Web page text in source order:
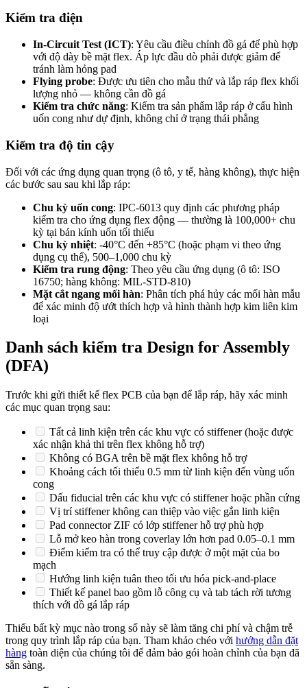
Kiểm tra điện
In-Circuit Test (ICT): Yêu cầu điều chỉnh đồ gá để phù hợp
với độ dày bề mặt flex. Áp lực đầu dò phải được giảm để
tránh làm hỏng pad
Flying probe: Được ưu tiên cho mẫu thử và lắp ráp flex khối
lượng nhỏ — không cần đồ gá
Kiểm tra chức năng: Kiểm tra sản phẩm lắp ráp ở cấu hình
uốn cong như dự định, không chỉ ở trạng thái phẳng
Kiểm tra độ tin cậy
Đối với các ứng dụng quan trọng (ô tô, y tế, hàng không), thực hiện
các bước sau sau khi lắp ráp:
Chu kỳ uốn cong: IPC-6013 quy định các phương pháp
kiểm tra cho ứng dụng flex động — thường là 100,000+ chu
kỳ tại bán kính uốn tối thiểu
Chu kỳ nhiệt: -40°C đến +85°C (hoặc phạm vi theo ứng
dụng cụ thể), 500–1,000 chu kỳ
Kiểm tra rung động: Theo yêu cầu ứng dụng (ô tô: ISO
16750; hàng không: MIL-STD-810)
Mặt cắt ngang mối hàn: Phân tích phá hủy các mối hàn mẫu
để xác minh độ ướt thích hợp và hình thành hợp kim liên kim
loại
Danh sách kiểm tra Design for Assembly
(DFA)
Trước khi gửi thiết kế flex PCB của bạn để lắp ráp, hãy xác minh
các mục quan trọng sau:
Tất cả linh kiện trên các khu vực có stiffener (hoặc được
xác nhận khả thi trên flex không hỗ trợ)
Không có BGA trên bề mặt flex không hỗ trợ
Khoảng cách tối thiểu 0.5 mm từ linh kiện đến vùng uốn
cong
Dấu fiducial trên các khu vực có stiffener hoặc phần cứng
Vị trí stiffener không can thiệp vào việc gắn linh kiện
Pad connector ZIF có lớp stiffener hỗ trợ phù hợp
Lỗ mở keo hàn trong coverlay lớn hơn pad 0.05–0.1 mm
Điểm kiểm tra có thể truy cập được ở một mặt của bo
mạch
Hướng linh kiện tuân theo tối ưu hóa pick-and-place
Thiết kế panel bao gồm lỗ công cụ và tab tách rời tương
thích với đồ gá lắp ráp
Thiếu bất kỳ mục nào trong số này sẽ làm tăng chi phí và chậm trễ
trong quy trình lắp ráp của bạn. Tham khảo chéo với hướng dẫn đặt
hàng toàn diện của chúng tôi để đảm bảo gói hoàn chỉnh của bạn đã
sẵn sàng.